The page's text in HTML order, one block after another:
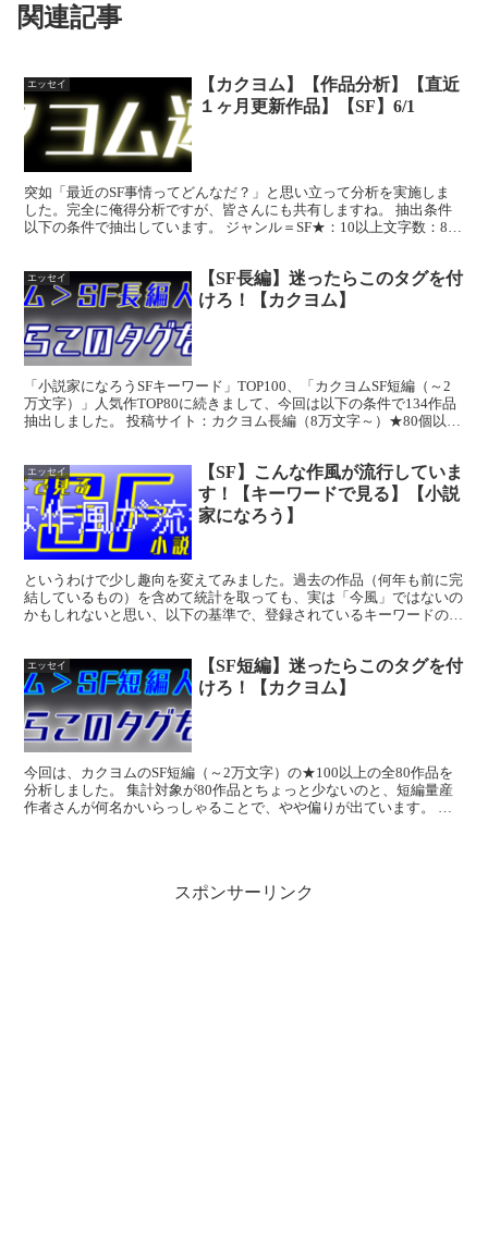
関連記事
エッセイ
【カクヨム】【作品分析】【直近
１ヶ月更新作品】【SF】6/1
突如「最近のSF事情ってどんなだ？」と思い立って分析を実施しま
した。完全に俺得分析ですが、皆さんにも共有しますね。 抽出条件
以下の条件で抽出しています。 ジャンル＝SF★：10以上文字数：8万
エッセイ
【SF長編】迷ったらこのタグを付
けろ！【カクヨム】
「小説家になろうSFキーワード」TOP100、「カクヨムSF短編（～2
万文字）」人気作TOP80に続きまして、今回は以下の条件で134作品
抽出しました。 投稿サイト：カクヨム長編（8万文字～）★80個以上
エッセイ
【SF】こんな作風が流行していま
す！【キーワードで見る】【小説
家になろう】
というわけで少し趣向を変えてみました。過去の作品（何年も前に完
結しているもの）を含めて統計を取っても、実は「今風」ではないの
かもしれないと思い、以下の基準で、登録されているキーワードのデ
エッセイ
【SF短編】迷ったらこのタグを付
けろ！【カクヨム】
今回は、カクヨムのSF短編（～2万文字）の★100以上の全80作品を
分析しました。 集計対象が80作品とちょっと少ないのと、短編量産
作者さんが何名かいらっしゃることで、やや偏りが出ています。 で
スポンサーリンク